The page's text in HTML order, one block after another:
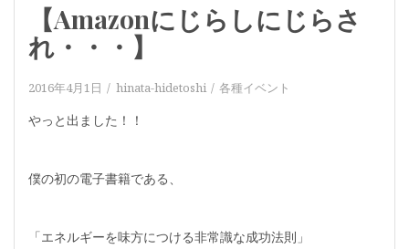
【Amazonにじらしにじらさ
れ・・・】
2016年4月1日 hinata-hidetoshi 各種イベント
やっと出ました！！
僕の初の電子書籍である、
「エネルギーを味方につける非常識な成功法則」